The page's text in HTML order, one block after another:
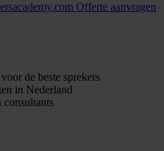
Offerte aanvragen
de beste sprekers
in Nederland
consultants